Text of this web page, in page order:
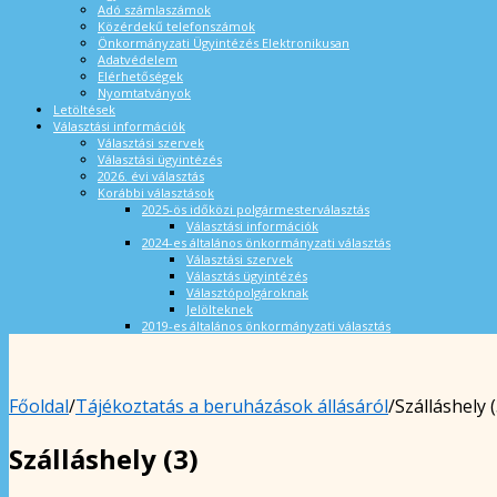
Adó számlaszámok
Közérdekű telefonszámok
Önkormányzati Ügyintézés Elektronikusan
Adatvédelem
Elérhetőségek
Nyomtatványok
Letöltések
Választási információk
Választási szervek
Választási ügyintézés
2026. évi választás
Korábbi választások
2025-ös időközi polgármesterválasztás
Választási információk
2024-es általános önkormányzati választás
Választási szervek
Választás ügyintézés
Választópolgároknak
Jelölteknek
2019-es általános önkormányzati választás
Főoldal/Tájékoztatás a beruházások állásáról/Szálláshely
Szálláshely (3)